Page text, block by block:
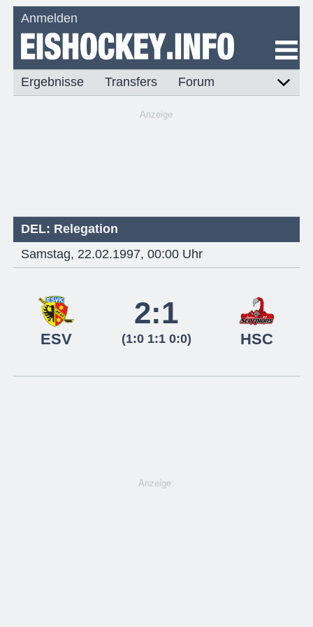
Anmelden
Ergebnisse Transfers Forum
Anzeige
DEL: Relegation
Samstag, 22.02.1997, 00:00 Uhr
ESV
2:1
(1:0 1:1 0:0) HSC
Anzeige: